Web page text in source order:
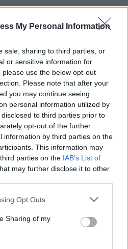
My Personal Information
sale, sharing to third parties, or
or sensitive information for
use the below opt-out
Please note that after your
you may continue seeing
personal information utilized by
to third parties prior to
opt-out of the further
information by third parties on the
This information may
parties on the IAB’s List of
may further disclose it to other
Opt Outs
Sharing of my
atsisveikino su
žaidėju